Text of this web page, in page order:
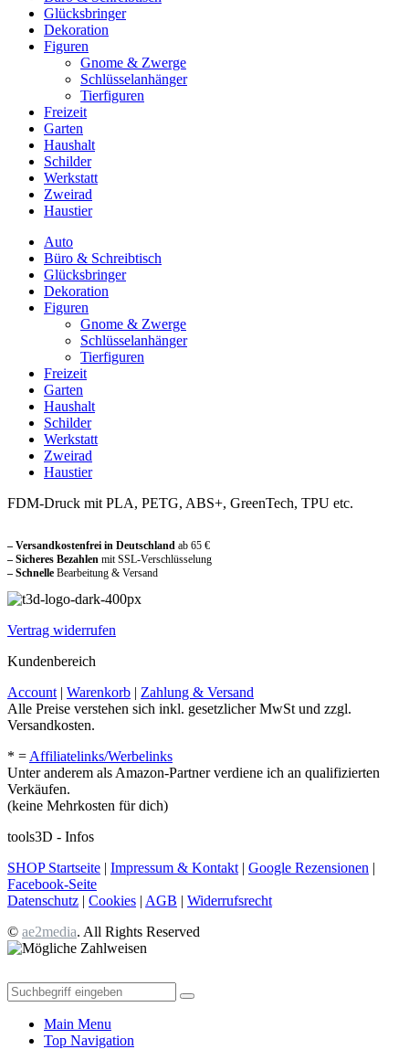
Glücksbringer
Dekoration
Figuren
Gnome & Zwerge
Schlüsselanhänger
Tierfiguren
Freizeit
Garten
Haushalt
Schilder
Werkstatt
Zweirad
Haustier
Auto
Büro & Schreibtisch
Glücksbringer
Dekoration
Figuren
Gnome & Zwerge
Schlüsselanhänger
Tierfiguren
Freizeit
Garten
Haushalt
Schilder
Werkstatt
Zweirad
Haustier
FDM-Druck mit PLA, PETG, ABS+, GreenTech, TPU etc.
– Versandkostenfrei in Deutschland ab 65 €
– Sicheres Bezahlen mit SSL-Verschlüsselung
– Schnelle Bearbeitung & Versand
Vertrag widerrufen
Kundenbereich
Account | Warenkorb | Zahlung & Versand
Alle Preise verstehen sich inkl. gesetzlicher MwSt und zzgl.
Versandkosten.
* = Affiliatelinks/Werbelinks
Unter anderem als Amazon-Partner verdiene ich an qualifizierten
Verkäufen.
(keine Mehrkosten für dich)
tools3D - Infos
SHOP Startseite | Impressum & Kontakt | Google Rezensionen |
Facebook-Seite
Datenschutz | Cookies | AGB | Widerrufsrecht
© ae2media. All Rights Reserved
Main Menu
Top Navigation